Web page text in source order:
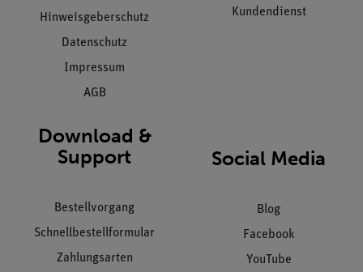
Hinweisgeberschutz
Datenschutz
Impressum
AGB
Kundendienst
Download &
Support
Bestellvorgang
Schnellbestellformular
Zahlungsarten
Social Media
Blog
Facebook
YouTube